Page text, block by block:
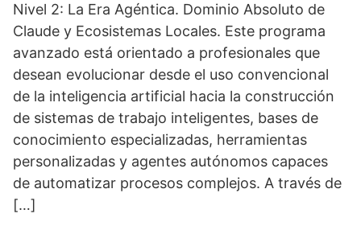
Nivel 2: La Era Agéntica. Dominio Absoluto de
Claude y Ecosistemas Locales. Este programa
avanzado está orientado a profesionales que
desean evolucionar desde el uso convencional
de la inteligencia artificial hacia la construcción
de sistemas de trabajo inteligentes, bases de
conocimiento especializadas, herramientas
personalizadas y agentes autónomos capaces
de automatizar procesos complejos. A través de
[…]